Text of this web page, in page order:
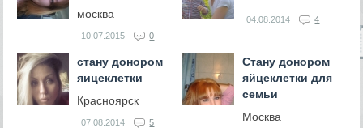
москва
10.07.2015 0
04.08.2014 4
стану донором
яицеклетки
Красноярск
07.08.2014 5
Стану донором
яйцеклетки для
семьи
Москва